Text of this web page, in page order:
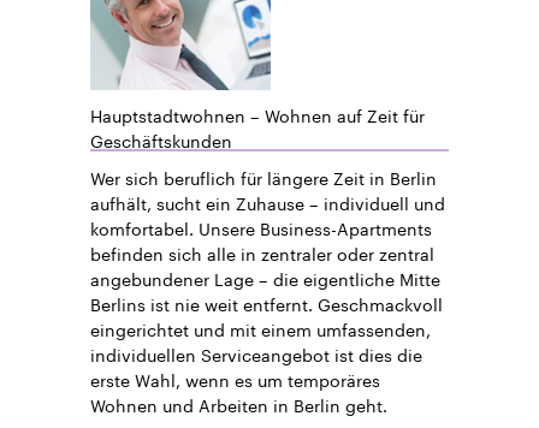
Hauptstadtwohnen – Wohnen auf Zeit für
Geschäftskunden
Wer sich beruflich für längere Zeit in Berlin
aufhält, sucht ein Zuhause – individuell und
komfortabel. Unsere Business-Apartments
befinden sich alle in zentraler oder zentral
angebundener Lage – die eigentliche Mitte
Berlins ist nie weit entfernt. Geschmackvoll
eingerichtet und mit einem umfassenden,
individuellen Serviceangebot ist dies die
erste Wahl, wenn es um temporäres
Wohnen und Arbeiten in Berlin geht.